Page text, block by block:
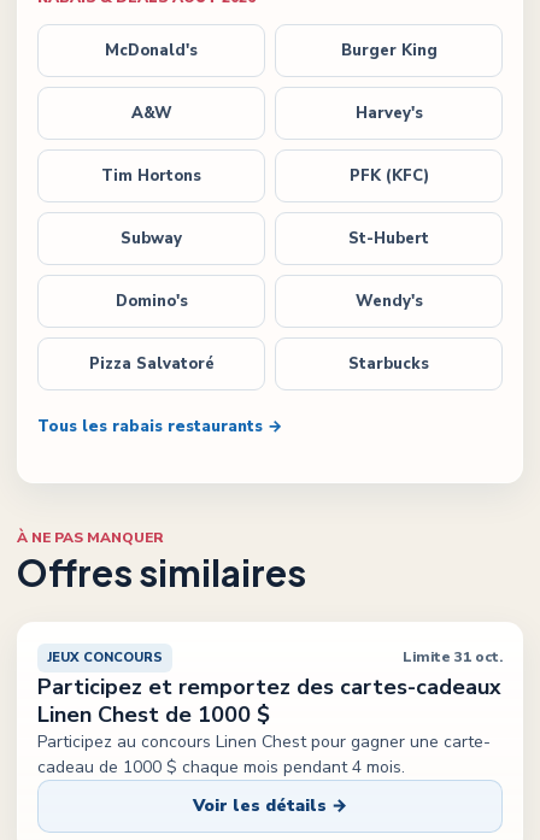
McDonald's Burger King
A&W Harvey's
Tim Hortons PFK (KFC)
Subway St-Hubert
Domino's Wendy's
Pizza Salvatoré Starbucks
Tous les rabais restaurants →
À NE PAS MANQUER
Offres similaires
JEUX CONCOURS Limite 31 oct.
Participez et remportez des cartes-cadeaux
Linen Chest de 1000 $
Participez au concours Linen Chest pour gagner une carte-
cadeau de 1000 $ chaque mois pendant 4 mois.
Voir les détails →